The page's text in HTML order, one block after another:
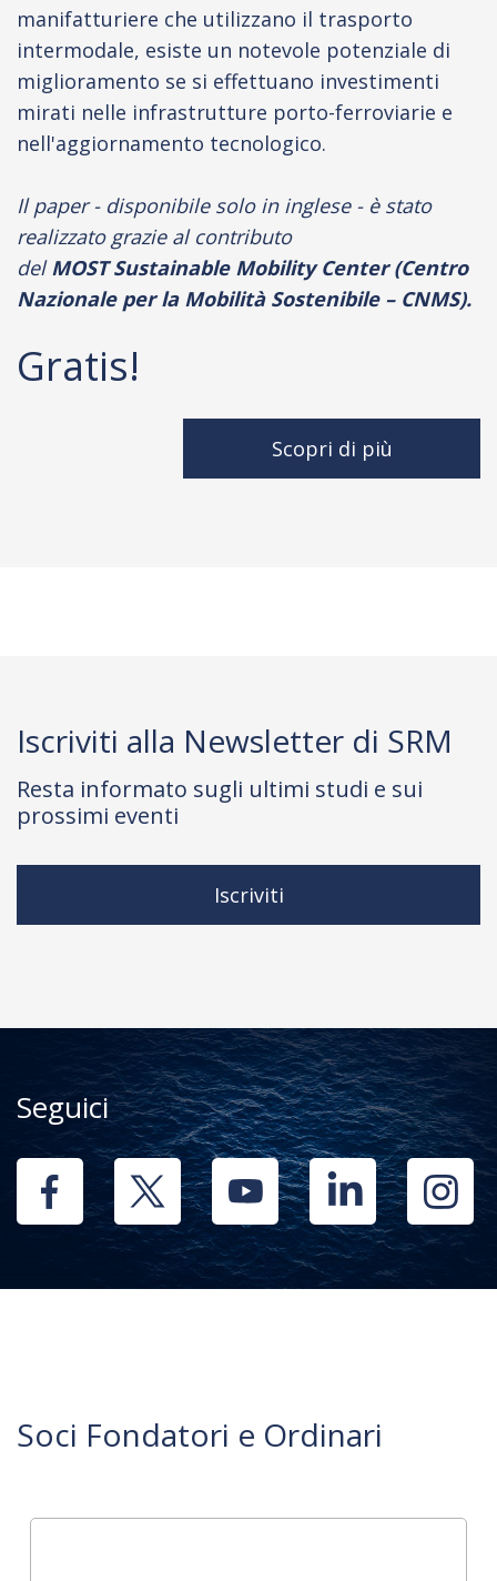
manifatturiere che utilizzano il trasporto
intermodale, esiste un notevole potenziale di
miglioramento se si effettuano investimenti
mirati nelle infrastrutture porto-ferroviarie e
nell'aggiornamento tecnologico.
Il paper - disponibile solo in inglese - è stato
realizzato grazie al contributo
delMOST Sustainable Mobility Center (Centro
Nazionale per la Mobilità Sostenibile – CNMS).
Gratis!
Scopri di più
Iscriviti alla Newsletter di SRM
Resta informato sugli ultimi studi e sui
prossimi eventi
Iscriviti
Seguici
Soci Fondatori e Ordinari